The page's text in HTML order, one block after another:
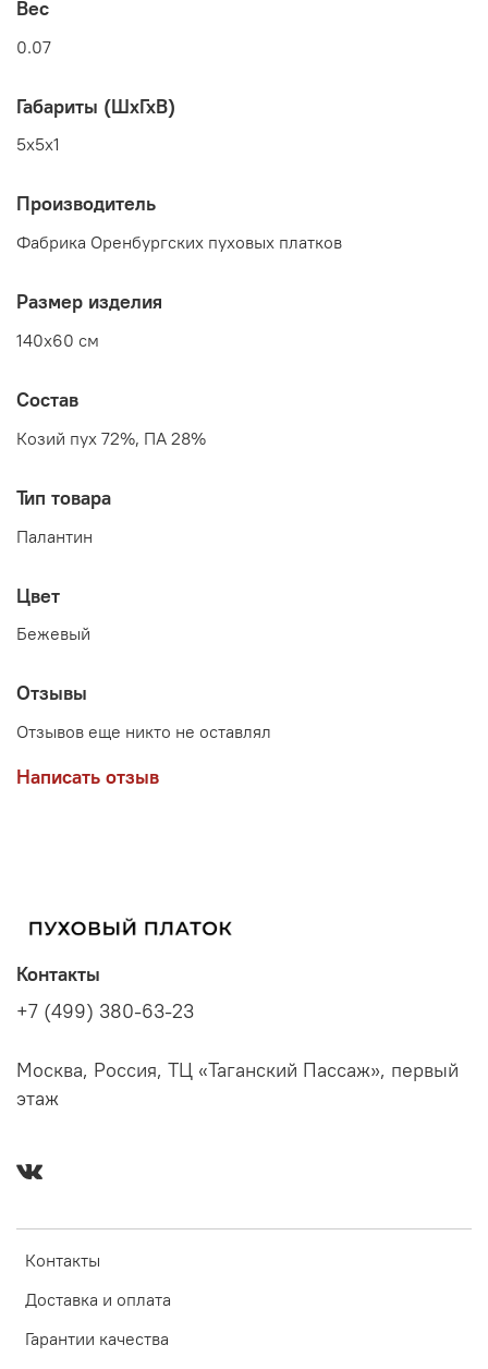
Вес
0.07
Габариты (ШхГхВ)
5x5x1
Производитель
Фабрика Оренбургских пуховых платков
Размер изделия
140x60 см
Состав
Козий пух 72%, ПА 28%
Тип товара
Палантин
Цвет
Бежевый
Отзывы
Отзывов еще никто не оставлял
Написать отзыв
Контакты
Доставка и оплата
Гарантии качества
Контакты
+7 (499) 380-63-23
Москва, Россия, ТЦ «Таганский Пассаж», первый
этаж